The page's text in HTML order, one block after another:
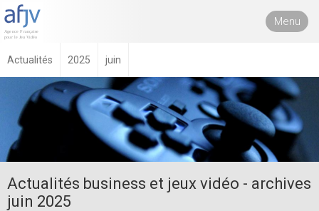
Menu
Actualités 2025 juin
Actualités business et jeux vidéo - archives
juin 2025